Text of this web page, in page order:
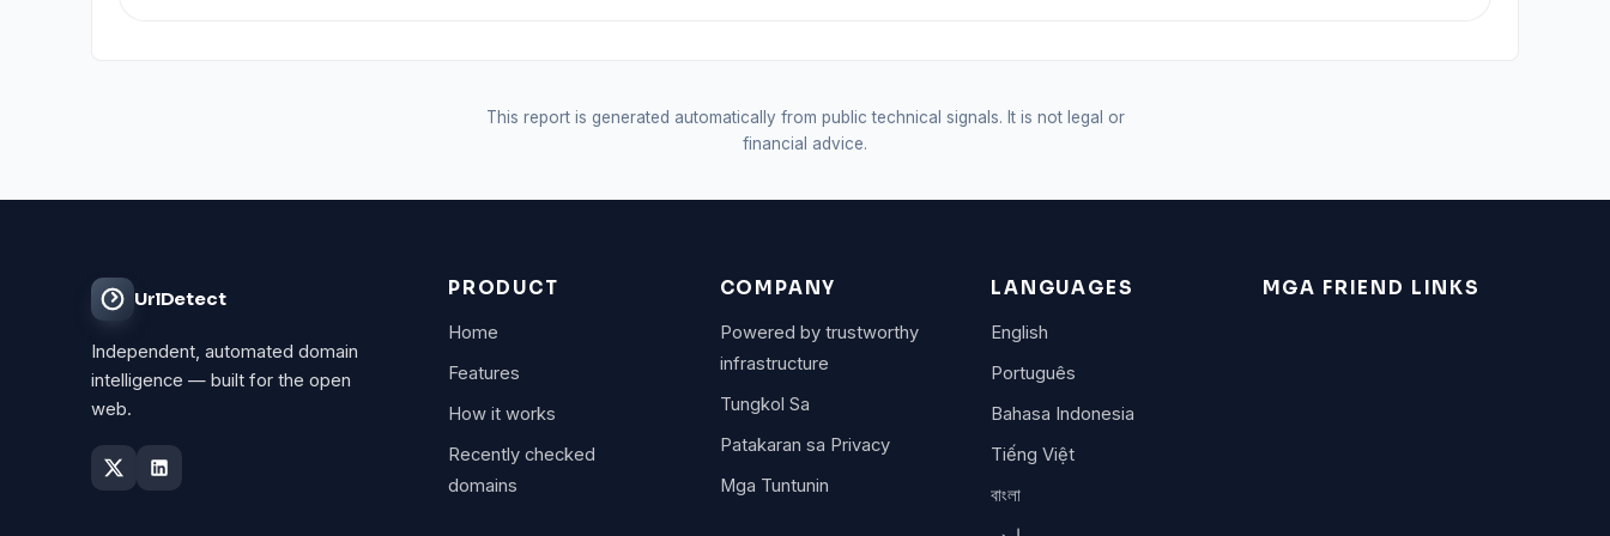
This report is generated automatically from public technical signals. It is not legal or
financial advice.
UrlDetect
Independent, automated domain
intelligence — built for the open
web.
PRODUCT
Home
Features
How it works
Recently checked
domains
COMPANY
Powered by trustworthy
infrastructure
Tungkol Sa
Patakaran sa Privacy
Mga Tuntunin
LANGUAGES
English
Português
Bahasa Indonesia
Tiếng Việt
বাংলা
MGA FRIEND LINKS